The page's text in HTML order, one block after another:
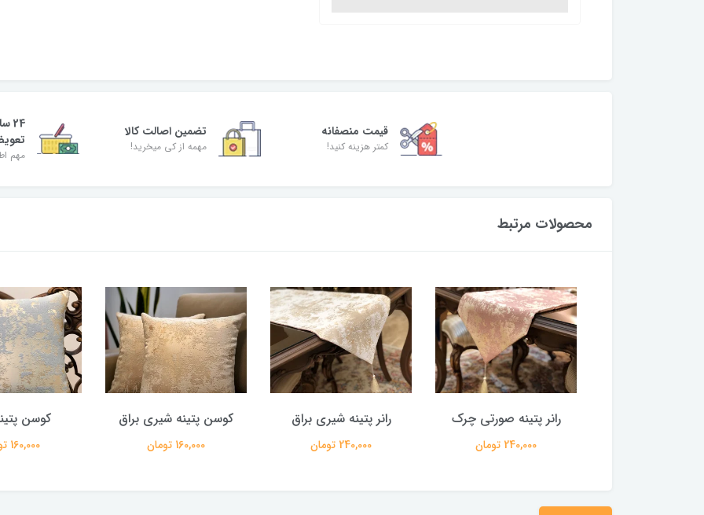
قیمت منصفانه
کمتر هزینه کنید!
تضمین اصالت کالا
مهمه از کی میخرید!
مهم
محصولات مرتبط
رانر پتینه صورتی چرک
240,000 تومان
رانر پتینه شیری براق
240,000 تومان
کوسن پتینه شیری براق
160,000 تومان
کوسن
160,000 تومان